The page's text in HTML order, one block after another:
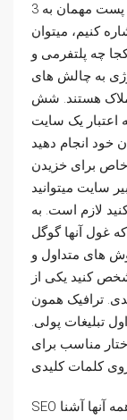
داشت که در این راهنما بیش از همیشه. پست مهمان به 3
کنیم، میتوان
چه پلتفرمی و
به چالش های
ملاک هستند. شش
اعتبار یک سایت
خود انجام دهید
برای خزیدن
سایت میتوانید
لازم است. به
غول آنها گوگل
های متداول و
کنید یکی از
ترافیک همون
تبلیغات پولی.
مناسب برای
SEO برای رتبه بندی متفاوتی دارد، پوشش دادن همه آنها آشنا